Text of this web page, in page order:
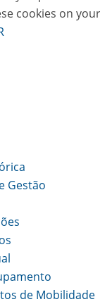
cookies on
Gestão
de Mobilidade